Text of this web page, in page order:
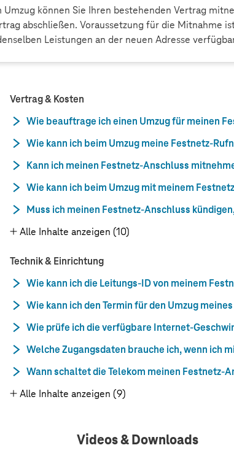
Umzug können Sie Ihren bestehenden Vertrag
abschließen. Voraussetzung für die Mitnahme
Leistungen an der neuen Adresse
Vertrag & Kosten
Wie beauftrage ich einen Umzug für meinen
Wie kann ich beim Umzug meine Festnetz-
Kann ich meinen Festnetz-Anschluss
Wie kann ich beim Umzug mit meinem
Muss ich meinen Festnetz-Anschluss
Alle Inhalte anzeigen (10)
Technik & Einrichtung
Wie kann ich die Leitungs-ID von meinem
Wie kann ich den Termin für den Umzug
Wie prüfe ich die verfügbare
Welche Zugangsdaten brauche ich, wenn ich
Wann schaltet die Telekom meinen Festnetz-
Alle Inhalte anzeigen (9)
Videos & Downloads